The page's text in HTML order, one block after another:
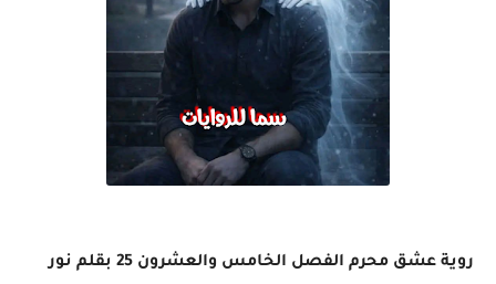
روية عشق محرم الفصل الخامس والعشرون 25 بقلم نور